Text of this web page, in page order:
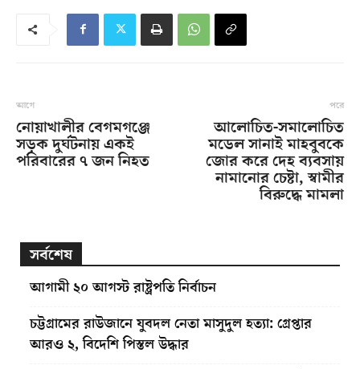
আগে
নোয়াখালীর বেগমগঞ্জে
সড়ক দুর্ঘটনায় একই
পরিবারের ৭ জন নিহত
পরে
আলোচিত-সমালোচিত
মডেল সানাই মাহবুবকে
জোর করে দেহ ব্যবসায়
নামানোর চেষ্টা, স্বামীর
বিরুদ্ধে মামলা
সর্বশেষ
আগামী ২০ আগস্ট রাষ্ট্রপতি নির্বাচন
চট্টগ্রামের রাউজানে যুবদল নেতা মাসুদুল হত্যা: গ্রেপ্তার
আরও ২, বিদেশি পিস্তল উদ্ধার